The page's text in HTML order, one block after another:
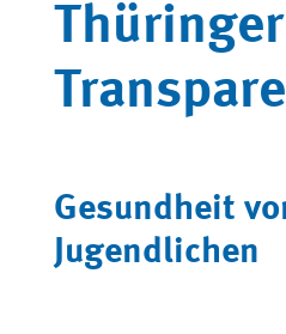
Thüringer
Gesundheit
Jugendlichen